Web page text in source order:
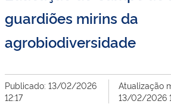
guardiões mirins da
agrobiodiversidade
Publicado: 13/02/2026
12:17
Atualização
13/02/2026